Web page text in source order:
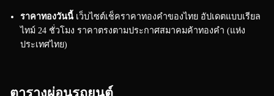
ราคาทองวันนี้ เว็บไซต์เช็คราคาทองคำของไทย อัปเดตแบบเรียล
ไทม์ 24 ชั่วโมง ราคาตรงตามประกาศสมาคมค้าทองคำ (แห่ง
ประเทศไทย)
ตารางผ่อนรถยนต์